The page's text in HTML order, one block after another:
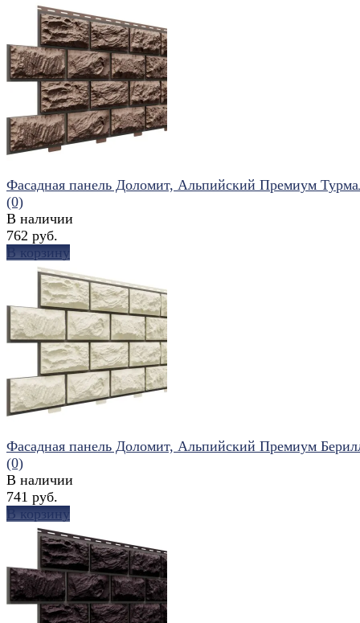
избранное сравнить
избранное сравнить
Фасадная панель Доломит, Альпийский Премиум
(0)
В наличии
762 руб.
В корзину
избранное сравнить
Фасадная панель Доломит, Альпийский Премиум
(0)
В наличии
741 руб.
В корзину